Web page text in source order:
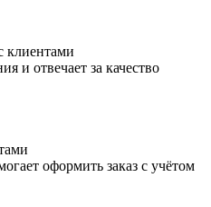
клиентами
и отвечает за качество
оформить заказ с учётом